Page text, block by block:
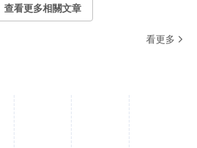
查看更多相關文章
看更多